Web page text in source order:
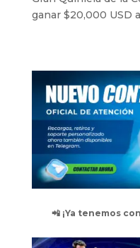
ganar $20,000 USD
📲 ¡Ya tenemos